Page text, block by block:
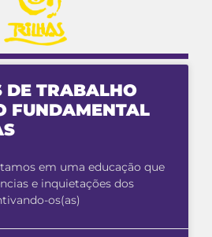
DE TRABALHO
FUNDAMENTAL
em uma educação que
e inquietações dos
os(as)